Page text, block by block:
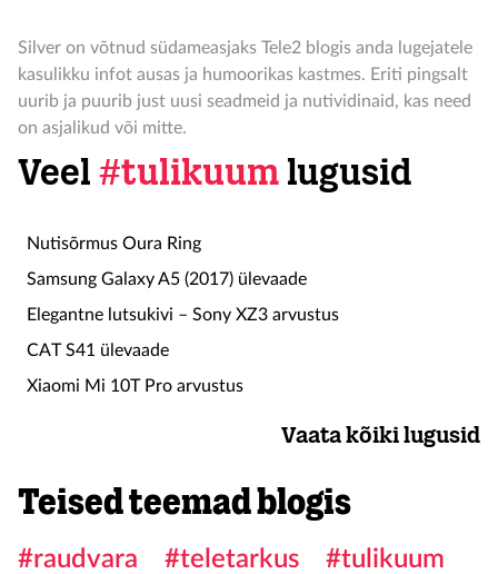
Silver on võtnud südameasjaks Tele2 blogis anda lugejatele
kasulikku infot ausas ja humoorikas kastmes. Eriti pingsalt
uurib ja puurib just uusi seadmeid ja nutividinaid, kas need
on asjalikud või mitte.
Veel #tulikuum lugusid
Nutisõrmus Oura Ring
Samsung Galaxy A5 (2017) ülevaade
Elegantne lutsukivi – Sony XZ3 arvustus
CAT S41 ülevaade
Xiaomi Mi 10T Pro arvustus
Vaata kõiki lugusid
Teised teemad blogis
#raudvara #teletarkus
#tulikuum